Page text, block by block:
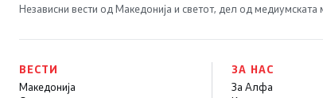
Независни вести од Македонија и светот, дел од
ВЕСТИ
Македонија
ЗА НАС
За Алфа